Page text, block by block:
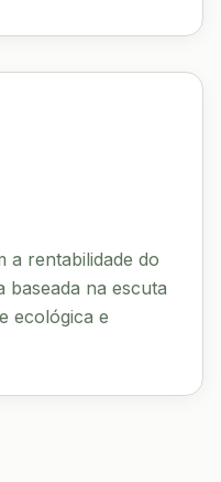
a rentabilidade do
na escuta
ecológica e